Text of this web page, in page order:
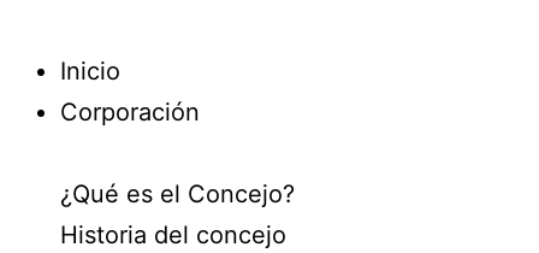
Inicio
Corporación
¿Qué es el Concejo?
Historia del concejo